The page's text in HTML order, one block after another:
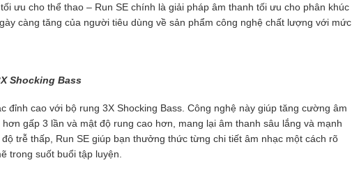
ưu cho thể thao – Run SE chính là giải pháp âm thanh tối ưu cho phân khúc
càng tăng của người tiêu dùng về sản phẩm công nghệ chất lượng với mức
Shocking Bass
đỉnh cao với bộ rung 3X Shocking Bass. Công nghệ này giúp tăng cường âm
gấp 3 lần và mật độ rung cao hơn, mang lại âm thanh sâu lắng và mạnh
trễ thấp, Run SE giúp bạn thưởng thức từng chi tiết âm nhạc một cách rõ
trong suốt buổi tập luyện.